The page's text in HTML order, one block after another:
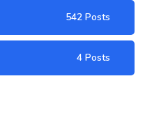
542 Posts
4 Posts